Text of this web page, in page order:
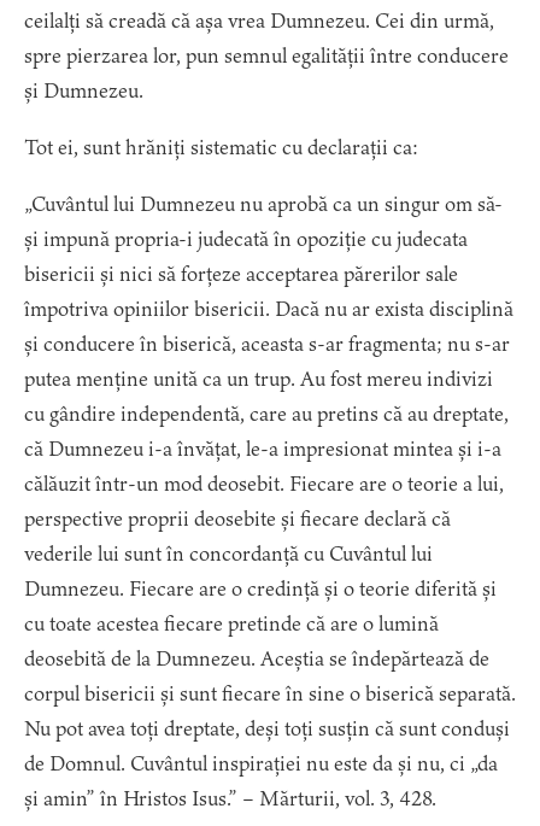
ceilalți să creadă că așa vrea Dumnezeu. Cei din urmă,
spre pierzarea lor, pun semnul egalității între conducere
și Dumnezeu.
Tot ei, sunt hrăniți sistematic cu declarații ca:
„Cuvântul lui Dumnezeu nu aprobă ca un singur om să-
și impună propria-i judecată în opoziție cu judecata
bisericii și nici să forțeze acceptarea părerilor sale
împotriva opiniilor bisericii. Dacă nu ar exista disciplină
și conducere în biserică, aceasta s-ar fragmenta; nu s-ar
putea menține unită ca un trup. Au fost mereu indivizi
cu gândire independentă, care au pretins că au dreptate,
că Dumnezeu i-a învățat, le-a impresionat mintea și i-a
călăuzit într-un mod deosebit. Fiecare are o teorie a lui,
perspective proprii deosebite și fiecare declară că
vederile lui sunt în concordanță cu Cuvântul lui
Dumnezeu. Fiecare are o credință și o teorie diferită și
cu toate acestea fiecare pretinde că are o lumină
deosebită de la Dumnezeu. Aceștia se îndepărtează de
corpul bisericii și sunt fiecare în sine o biserică separată.
Nu pot avea toți dreptate, deși toți susțin că sunt conduși
de Domnul. Cuvântul inspirației nu este da și nu, ci „da
și amin” în Hristos Isus.” – Mărturii, vol. 3, 428.